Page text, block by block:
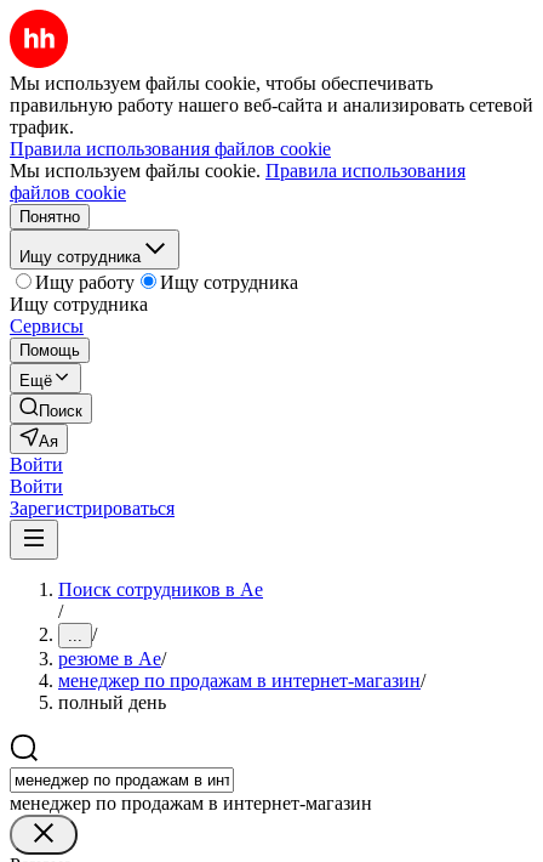
Мы используем файлы cookie, чтобы обеспечивать
правильную работу нашего веб-сайта и анализировать сетевой
трафик.
Правила использования файлов cookie
Мы используем файлы cookie. Правила использования
файлов cookie
Понятно
Ищу сотрудника
Ищу работу
Ищу сотрудника
Ищу сотрудника
Сервисы
Помощь
Ещё
Поиск
Ая
Войти
Войти
Зарегистрироваться
Поиск сотрудников в Ае
/
... /
резюме в Ае/
менеджер по продажам в интернет-магазин/
полный день
менеджер по продажам в интернет-магазин